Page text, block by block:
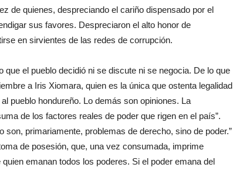
de quienes, despreciando el cariño dispensado por el
sus favores. Despreciaron el alto honor de
en sirvientes de las redes de corrupción.
que el pueblo decidió ni se discute ni se negocia. De lo que
a Iris Xiomara, quien es la única que ostenta legalidad
pueblo hondureño. Lo demás son opiniones. La
de los factores reales de poder que rigen en el país”.
son, primariamente, problemas de derecho, sino de poder.”
de posesión, que, una vez consumada, imprime
emanan todos los poderes. Si el poder emana del